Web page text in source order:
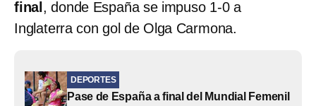
final , donde España se impuso 1-0 a
Inglaterra con gol de Olga Carmona.
DEPORTES
Pase de España a final del Mundial Femenil